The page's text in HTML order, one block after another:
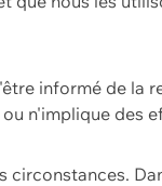
informé de la
n'implique des